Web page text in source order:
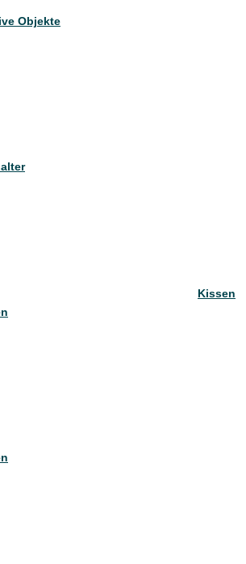
Objekte
Kissen